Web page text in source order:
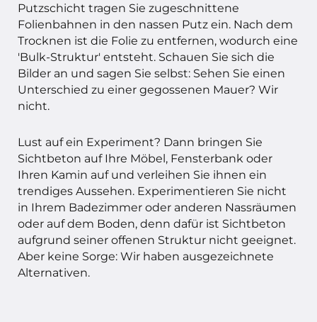
Putzschicht tragen Sie zugeschnittene
Folienbahnen in den nassen Putz ein. Nach dem
Trocknen ist die Folie zu entfernen, wodurch eine
'Bulk-Struktur' entsteht. Schauen Sie sich die
Bilder an und sagen Sie selbst: Sehen Sie einen
Unterschied zu einer gegossenen Mauer? Wir
nicht.
Lust auf ein Experiment? Dann bringen Sie
Sichtbeton auf Ihre Möbel, Fensterbank oder
Ihren Kamin auf und verleihen Sie ihnen ein
trendiges Aussehen. Experimentieren Sie nicht
in Ihrem Badezimmer oder anderen Nassräumen
oder auf dem Boden, denn dafür ist Sichtbeton
aufgrund seiner offenen Struktur nicht geeignet.
Aber keine Sorge: Wir haben ausgezeichnete
Alternativen.